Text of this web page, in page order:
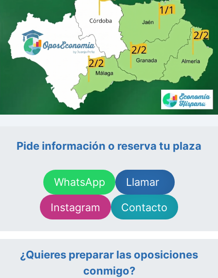
Pide información o reserva tu plaza
WhatsApp
Llamar
Instagram
Contacto
¿Quieres preparar las oposiciones
conmigo?